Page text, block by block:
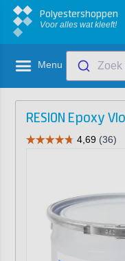
Polyestershoppen
Voor alles wat kleeft!
Menu Zoek
RESION Epoxy